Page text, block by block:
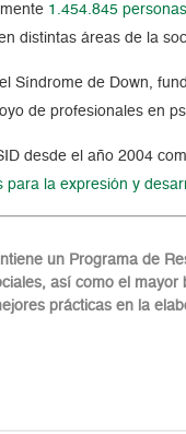
1.454.845 personas
distintas áreas de la
el Síndrome de Down,
de profesionales en
desde el año 2004
para la expresión y
un Programa de
así como el
prácticas en la